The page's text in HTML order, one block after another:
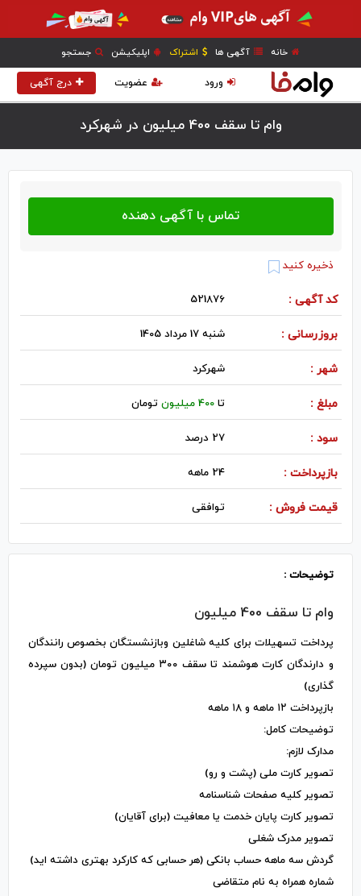
خانه آگهی ها اشتراک اپلیکیشن جستجو
درج آگهی عضویت ورود
وام تا سقف 400 میلیون در شهركرد
ذخیره کنید
کد آگهی : 521876
بروزرسانی : شنبه 17 مرداد 1405
شهر : شهركرد
مبلغ : تا400 میلیون تومان
سود : 27 درصد
بازپرداخت : 24 ماهه
قیمت فروش : توافقی
توضیحات :
وام تا سقف 400 میلیون
پرداخت تسهیلات برای کلیه شاغلین وبازنشستگان بخصوص رانندگان
و دارندگان کارت هوشمند تا سقف ۳۰۰ میلیون تومان (بدون سپرده
گذاری)
بازپرداخت ۱۲ ماهه و ۱۸ ماهه
توضیحات کامل:
مدارک لازم:
تصویر کارت ملی (پشت و رو)
تصویر کلیه صفحات شناسنامه
تصویر کارت پایان خدمت یا معافیت (برای آقایان)
تصویر مدرک شغلی
گردش سه ماهه حساب بانکی (هر حسابی که کارکرد بهتری داشته اید)
شماره همراه به نام متقاضی